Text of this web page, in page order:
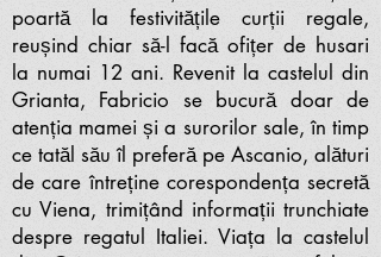
poartă la festivitățile curții regale,
reușind chiar să-l facă ofițer de husari
la numai 12 ani. Revenit la castelul din
Grianta, Fabricio se bucură doar de
atenția mamei și a surorilor sale, în timp
ce tatăl său îl preferă pe Ascanio, alături
de care întreține corespondența secretă
cu Viena, trimițând informații trunchiate
despre regatul Italiei. Viața la castelul